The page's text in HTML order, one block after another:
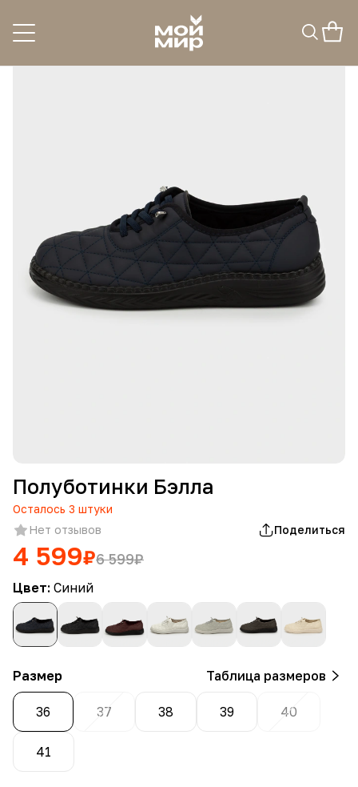
Полуботинки Бэлла
Осталось 3 штуки
Нет отзывов
Поделиться
4 599₽6 599₽
Цвет: Синий
Размер Таблица размеров
36 37 38 39 40
41